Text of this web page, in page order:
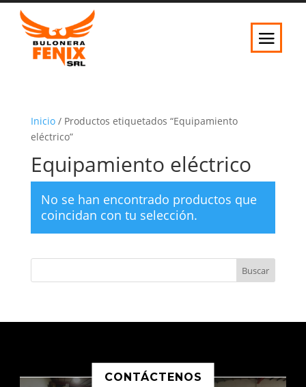
Inicio/ Productos etiquetados “Equipamiento
eléctrico”
Equipamiento eléctrico
No se han encontrado productos que
coincidan con tu selección.
CONTÁCTENOS